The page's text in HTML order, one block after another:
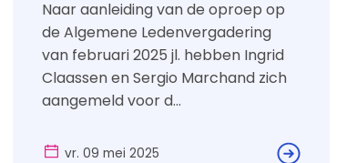
de Ven
Naar aanleiding van de oproep op
de Algemene Ledenvergadering
van februari 2025 jl. hebben Ingrid
Claassen en Sergio Marchand zich
aangemeld voor d...
vr. 09 mei 2025